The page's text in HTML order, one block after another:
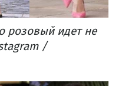
розовый идет не
/